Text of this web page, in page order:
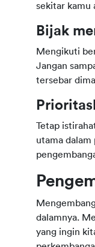
sekitar kamu
Bijak
Mengikuti
Jangan
tersebar
Tetap
utama dalam
dalamnya.
yang ingin